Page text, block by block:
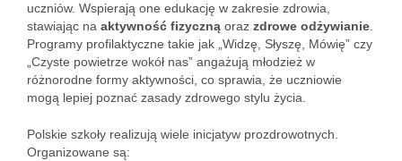
uczniów. Wspierają one edukację w zakresie zdrowia,
stawiając na aktywność fizyczną oraz zdrowe odżywianie
Programy profilaktyczne takie jak „Widzę, Słyszę, Mówię” czy
„Czyste powietrze wokół nas” angażują młodzież w
różnorodne formy aktywności, co sprawia, że uczniowie
mogą lepiej poznać zasady zdrowego stylu życia.
Polskie szkoły realizują wiele inicjatyw prozdrowotnych.
Organizowane są: